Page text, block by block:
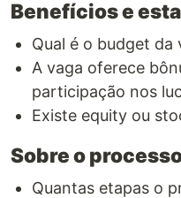
Benefícios e
Qual é o budget da
A vaga oferece
participação nos
Existe equity ou
Sobre o
Quantas etapas o